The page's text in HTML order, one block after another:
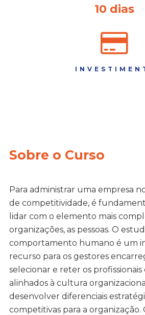
10 dias
Sobre o Curso
Para administrar uma empresa
de competitividade, é
lidar com o elemento mais
organizações, as pessoas. O
comportamento humano é um
recurso para os gestores
selecionar e reter os
alinhados à cultura
desenvolver diferenciais
competitivas para a organização.